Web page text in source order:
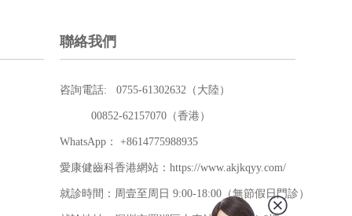
聯絡我們
咨詢電話: 0755-61302632（大陸）
00852-62157070（香港）
WhatsApp： +8614775988935
愛康健齒科香港網站：https://www.akjkqyy.com/
就診時間：周壹至周日 9:00-18:00（無節假日門診）